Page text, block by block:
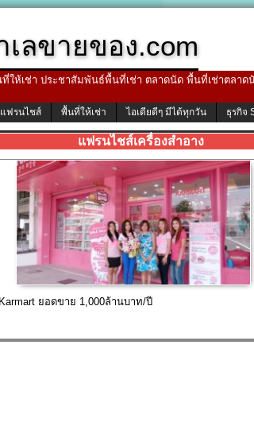
เลขายของ.com
ให้เช่า ประชาสัมพันธ์พื้นที่เช่า ตลาดนัด พื้นที่เช่าตลา
แฟรนไชส์ พื้นที่ให้เช่า ไอเดียดีๆ มีได้ทุกวัน ธุรกิจ
แฟรนไชส์เครื่องสำอาง
ยอดขาย 1,000ล้านบาท/ปี